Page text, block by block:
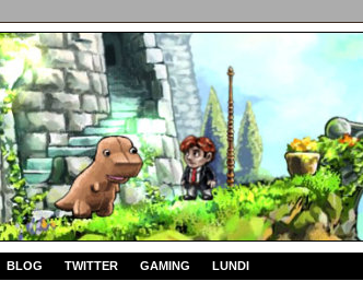
BLOG TWITTER GAMING LUNDI